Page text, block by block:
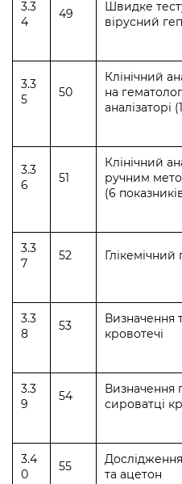
3.3
4
49
Швидке
вірусний
3.3
5
50
Клінічний
на
аналізаторі
3.3
6
51
Клінічний
ручним
(6
3.3
7
52 Глікемічний
3.3
8
53
Визначення
кровотечі
3.3
9
54
Визначення
сироватці
3.4
0
55
та ацетон